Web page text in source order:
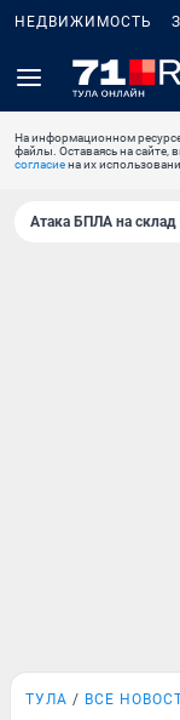
НЕДВИЖИМОСТЬ
На информационном
файлы. Оставаясь на сайте,
согласиена их
Атака БПЛА на склад
ТУЛА ВСЕ